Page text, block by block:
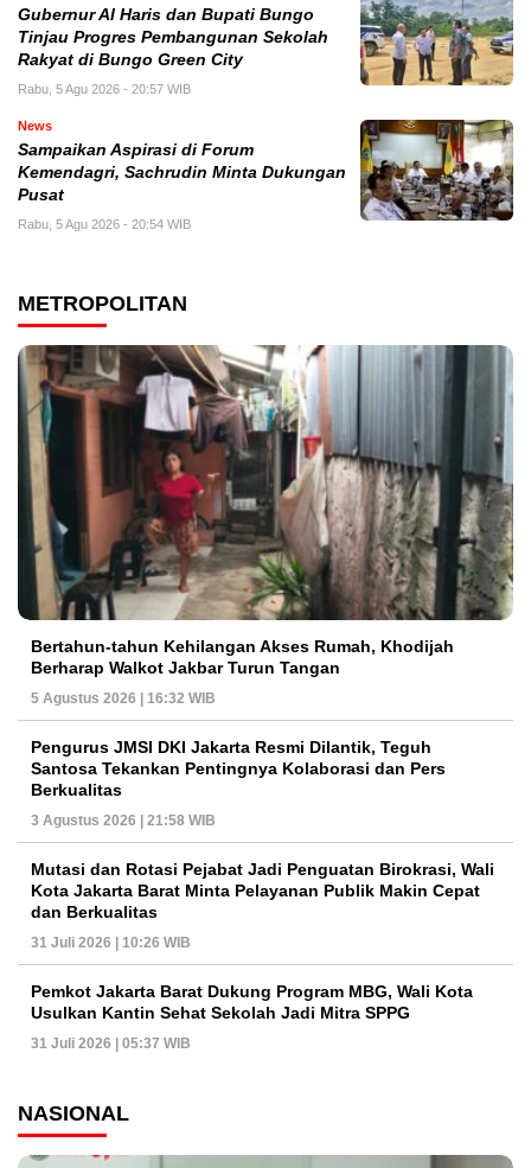
​Gubernur Al Haris dan Bupati Bungo
Tinjau Progres Pembangunan Sekolah
Rakyat di Bungo Green City
Rabu, 5 Agu 2026 - 20:57 WIB
News
Sampaikan Aspirasi di Forum
Kemendagri, Sachrudin Minta Dukungan
Pusat
Rabu, 5 Agu 2026 - 20:54 WIB
METROPOLITAN
Bertahun-tahun Kehilangan Akses Rumah, Khodijah
Berharap Walkot Jakbar Turun Tangan
5 Agustus 2026 | 16:32 WIB
Pengurus JMSI DKI Jakarta Resmi Dilantik, Teguh
Santosa Tekankan Pentingnya Kolaborasi dan Pers
Berkualitas
3 Agustus 2026 | 21:58 WIB
Mutasi dan Rotasi Pejabat Jadi Penguatan Birokrasi, Wali
Kota Jakarta Barat Minta Pelayanan Publik Makin Cepat
dan Berkualitas
31 Juli 2026 | 10:26 WIB
Pemkot Jakarta Barat Dukung Program MBG, Wali Kota
Usulkan Kantin Sehat Sekolah Jadi Mitra SPPG
31 Juli 2026 | 05:37 WIB
NASIONAL